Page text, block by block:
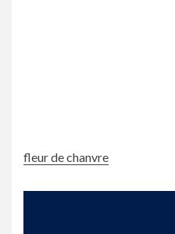
fleur de chanvre